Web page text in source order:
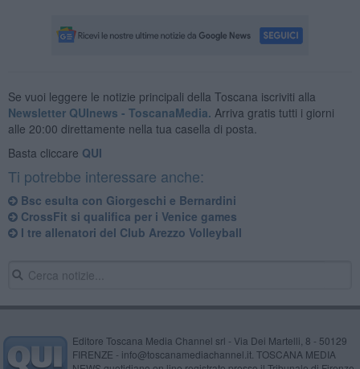
Se vuoi leggere le notizie principali della Toscana iscriviti alla
Newsletter QUInews - ToscanaMedia. Arriva gratis tutti i giorni
alle 20:00 direttamente nella tua casella di posta.
Basta cliccare QUI
Ti potrebbe interessare anche:
Bsc esulta con Giorgeschi e Bernardini
CrossFit si qualifica per i Venice games
I tre allenatori del Club Arezzo Volleyball
Editore Toscana Media Channel srl - Via Dei Martelli, 8 - 50129
FIRENZE - info@toscanamediachannel.it. TOSCANA MEDIA